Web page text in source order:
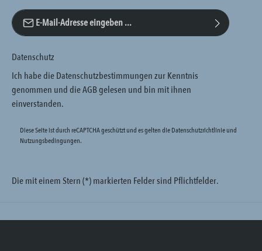
E-Mail-Adresse*
Datenschutz
Ich habe dieDatenschutzbestimmungenzur Kenntnis
genommen und dieAGBgelesen und bin mit ihnen
einverstanden.
Diese Seite ist durch reCAPTCHA geschützt und es gelten dieDatenschutzrichtlinieund
Nutzungsbedingungen.
Die mit einem Stern (*) markierten Felder sind Pflichtfelder.